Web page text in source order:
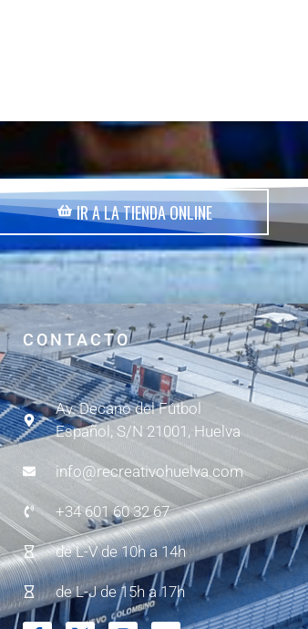
IR A LA TIENDA ONLINE
CONTACTO
Av. Decano del Fútbol
Español, S/N 21001, Huelva
info@recreativohuelva.com
+34 601 60 32 67
de L-V de 10h a 14h
de L-J de 15h a 17h